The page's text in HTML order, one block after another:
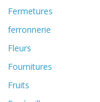
Fermetures
ferronnerie
Fleurs
Fournitures
Fruits